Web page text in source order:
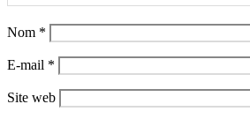
Nom *
E-mail *
Site web